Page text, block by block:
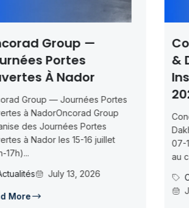
Concours ISMAC Rabat
& Dakhla 2026-2027 —
Inscription Jusqu’au
2026-07-18
Concours d’accès L1 ISMAC Rabat &
Dakhla — Inscription jusqu’au 2026-
07-18ISMAC ouvre les candidatures
au concours d’accès en L1 pour...
Concours Post-Bac